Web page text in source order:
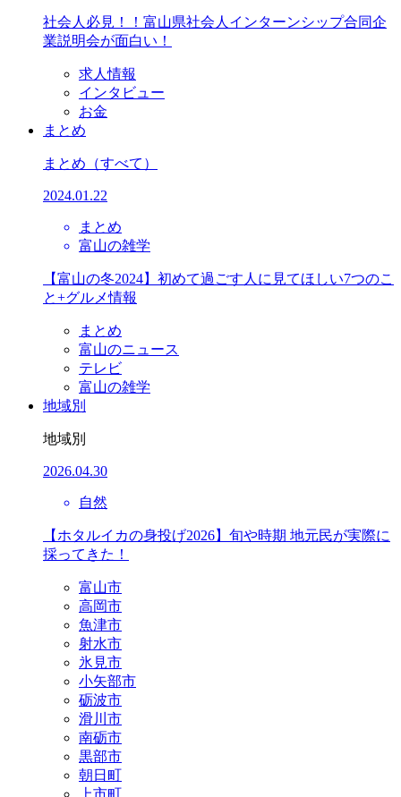
社会人必見！！富山県社会人インターンシップ合同企
業説明会が面白い！
求人情報
インタビュー
お金
まとめ
まとめ （すべて）
2024.01.22
まとめ
富山の雑学
【富山の冬2024】初めて過ごす人に見てほしい7つのこ
と+グルメ情報
まとめ
富山のニュース
テレビ
富山の雑学
地域別
地域別
2026.04.30
自然
【ホタルイカの身投げ2026】旬や時期 地元民が実際に
採ってきた！
富山市
高岡市
魚津市
射水市
氷見市
小矢部市
砺波市
滑川市
南砺市
黒部市
朝日町
上市町